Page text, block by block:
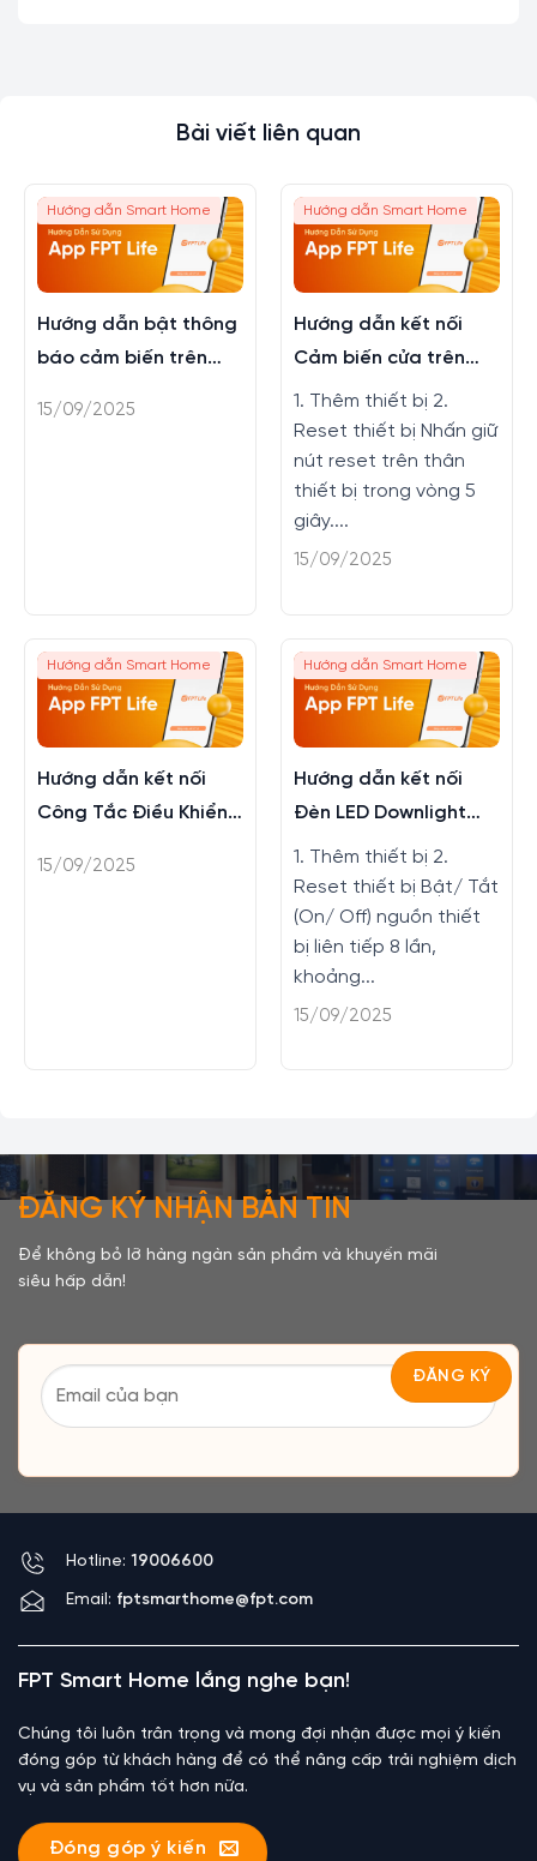
Bài viết liên quan
Hướng dẫn Smart Home
Hướng dẫn bật thông
báo cảm biến trên
15/09/2025
Hướng dẫn Smart Home
Hướng dẫn kết nối
Cảm biến cửa trên
FPT LIFE
1. Thêm thiết bị 2.
Reset thiết bị Nhấn giữ
nút reset trên thân
thiết bị trong vòng 5
giây....
15/09/2025
Hướng dẫn Smart Home
Hướng dẫn kết nối
Công Tắc Điều Khiển
FPT Life
15/09/2025
Hướng dẫn Smart Home
Hướng dẫn kết nối
Đèn LED Downlight
thông minh trên app
FPT LIFE
1. Thêm thiết bị 2.
Reset thiết bị Bật/ Tắt
(On/ Off) nguồn thiết
bị liên tiếp 8 lần,
khoảng...
15/09/2025
ĐĂNG KÝ NHẬN BẢN TIN
Để không bỏ lỡ hàng ngàn sản phẩm và khuyến mãi
siêu hấp dẫn!
Hotline: 19006600
Email: fptsmarthome@fpt.com
FPT Smart Home lắng nghe bạn!
Chúng tôi luôn trân trọng và mong đợi nhận được mọi ý kiến
đóng góp từ khách hàng để có thể nâng cấp trải nghiệm dịch
vụ và sản phẩm tốt hơn nữa.
Đóng góp ý kiến